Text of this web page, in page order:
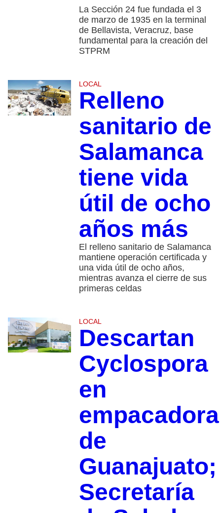
La Sección 24 fue fundada el 3
de marzo de 1935 en la terminal
de Bellavista, Veracruz, base
fundamental para la creación del
STPRM
LOCAL
Relleno
sanitario de
Salamanca
tiene vida
útil de ocho
años más
El relleno sanitario de Salamanca
mantiene operación certificada y
una vida útil de ocho años,
mientras avanza el cierre de sus
primeras celdas
LOCAL
Descartan
Cyclospora
en
empacadora
de
Guanajuato;
Secretaría